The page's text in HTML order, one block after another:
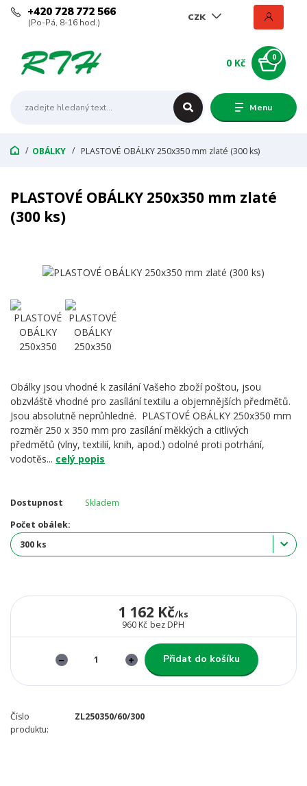
Menu
CZK
+420 728 772 566
(Po-Pá, 8-16 hod.)
0
0 Kč
OBÁLKY PLASTOVÉ OBÁLKY 250x350 mm zlaté (300 ks)
PLASTOVÉ OBÁLKY 250x350 mm zlaté
(300 ks)
Obálky jsou vhodné k zasílání Vašeho zboží poštou, jsou
obzvláště vhodné pro zasílání textilu a objemnějších předmětů.
Jsou absolutně neprůhledné. PLASTOVÉ OBÁLKY 250x350 mm
rozměr 250 x 350 mm pro zasílání měkkých a citlivých
předmětů (vlny, textilií, knih, apod.) odolné proti potrhání,
vodotěs... celý popis
Dostupnost
Skladem
Počet obálek:
1 162 Kč/ks
960 Kč bez DPH
Přidat do košíku
Číslo
produktu:
ZL250350/60/300